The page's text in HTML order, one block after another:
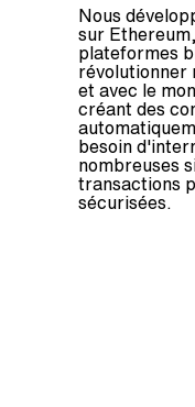
Nous
sur
plateformes
révolutionner
et avec le
créant des
besoin
nombreuses
transactions
sécurisées.